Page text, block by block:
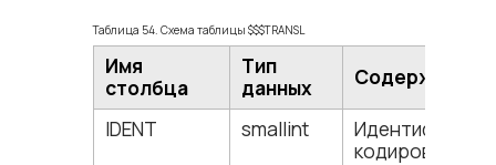
Таблица 54. Схема таблицы $$$TRANSL
Имя
столбца
Тип
данных
Содержание
IDENT smallint
кодировки.